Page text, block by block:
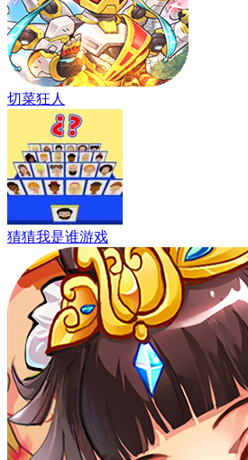
切菜狂人
猜猜我是谁游戏